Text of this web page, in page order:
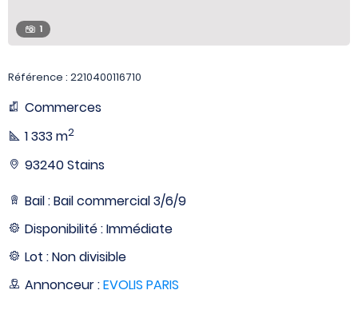
1
Référence : 2210400116710
Commerces
1 333 m2
93240 Stains
Bail : Bail commercial 3/6/9
Disponibilité : Immédiate
Lot : Non divisible
Annonceur :EVOLIS PARIS